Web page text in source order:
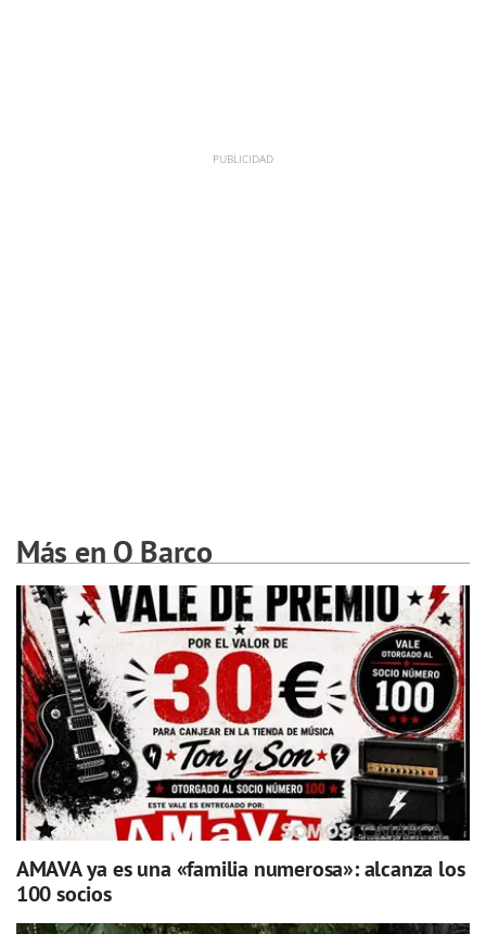
Más en O Barco
AMAVA ya es una «familia numerosa»: alcanza los
100 socios